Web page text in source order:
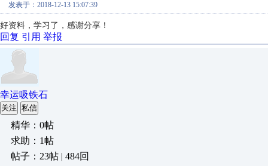
发表于：2018-12-13 15:07:39
好资料，学习了，感谢分享！
回复 引用 举报
幸运吸铁石
关注 私信
精华：0帖
求助：1帖
帖子：23帖 | 484回